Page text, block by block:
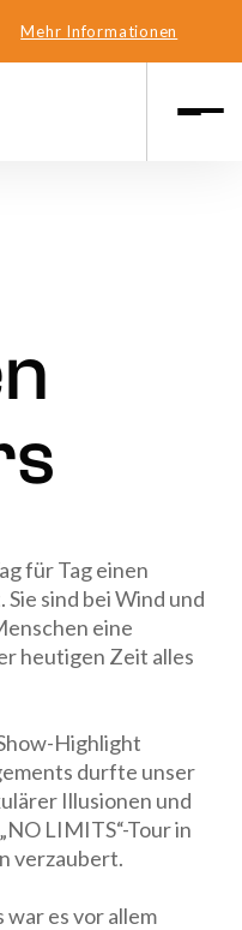
Mehr Informationen
für Tag einen
sind bei Wind und
eine
heutigen Zeit alles
Highlight
durfte unser
Illusionen und
LIMITS“-Tour in
verzaubert.
es vor allem